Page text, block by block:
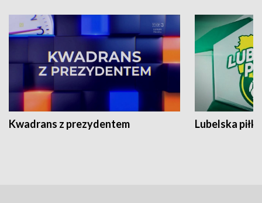
Kwadrans z prezydentem Lubelska piłka